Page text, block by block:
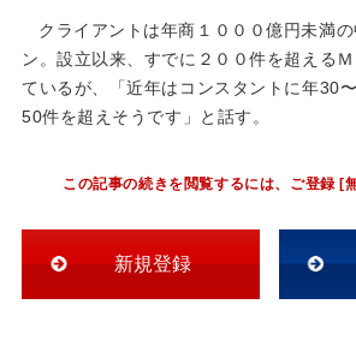
クライアントは年商１０００億円未満
ン。設立以来、すでに２００件を超える
ているが、「近年はコンスタントに年30
50件を超えそうです」と話す。
この記事の続きを閲覧するには、ご登録 [
新規登録